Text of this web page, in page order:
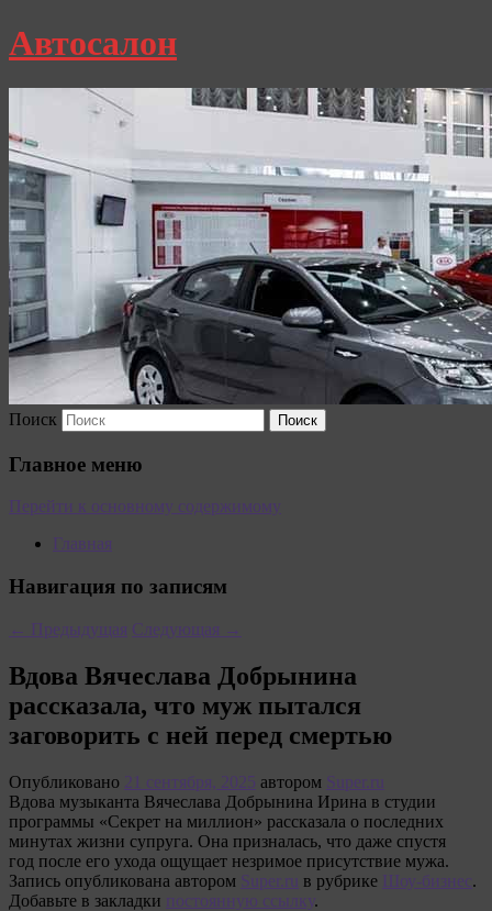
Автосалон
Поиск
Главное меню
Перейти к основному содержимому
Главная
Навигация по записям
← Предыдущая Следующая →
Вдова Вячеслава Добрынина
рассказала, что муж пытался
заговорить с ней перед смертью
Опубликовано 21 сентября, 2025 автором Super.ru
Вдова музыканта Вячеслава Добрынина Ирина в студии
программы «Секрет на миллион» рассказала о последних
минутах жизни супруга. Она призналась, что даже спустя
год после его ухода ощущает незримое присутствие мужа.
Запись опубликована автором Super.ru в рубрике Шоу-бизнес.
Добавьте в закладки постоянную ссылку.